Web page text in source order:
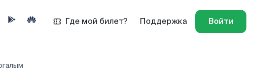
Где мой билет? Поддержка Войти